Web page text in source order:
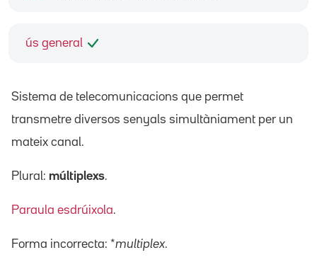
ús general
Sistema de telecomunicacions que permet
transmetre diversos senyals simultàniament per un
mateix canal.
Plural: múltiplexs.
Paraula esdrúixola.
Forma incorrecta: *multiplex.